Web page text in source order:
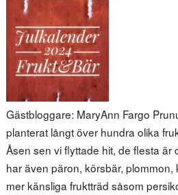
Gästbloggare: MaryAnn Fargo
planterat långt över hundra olika
Åsen sen vi flyttade hit, de flesta är
har även päron, körsbär,
mer känsliga fruktträd såsom